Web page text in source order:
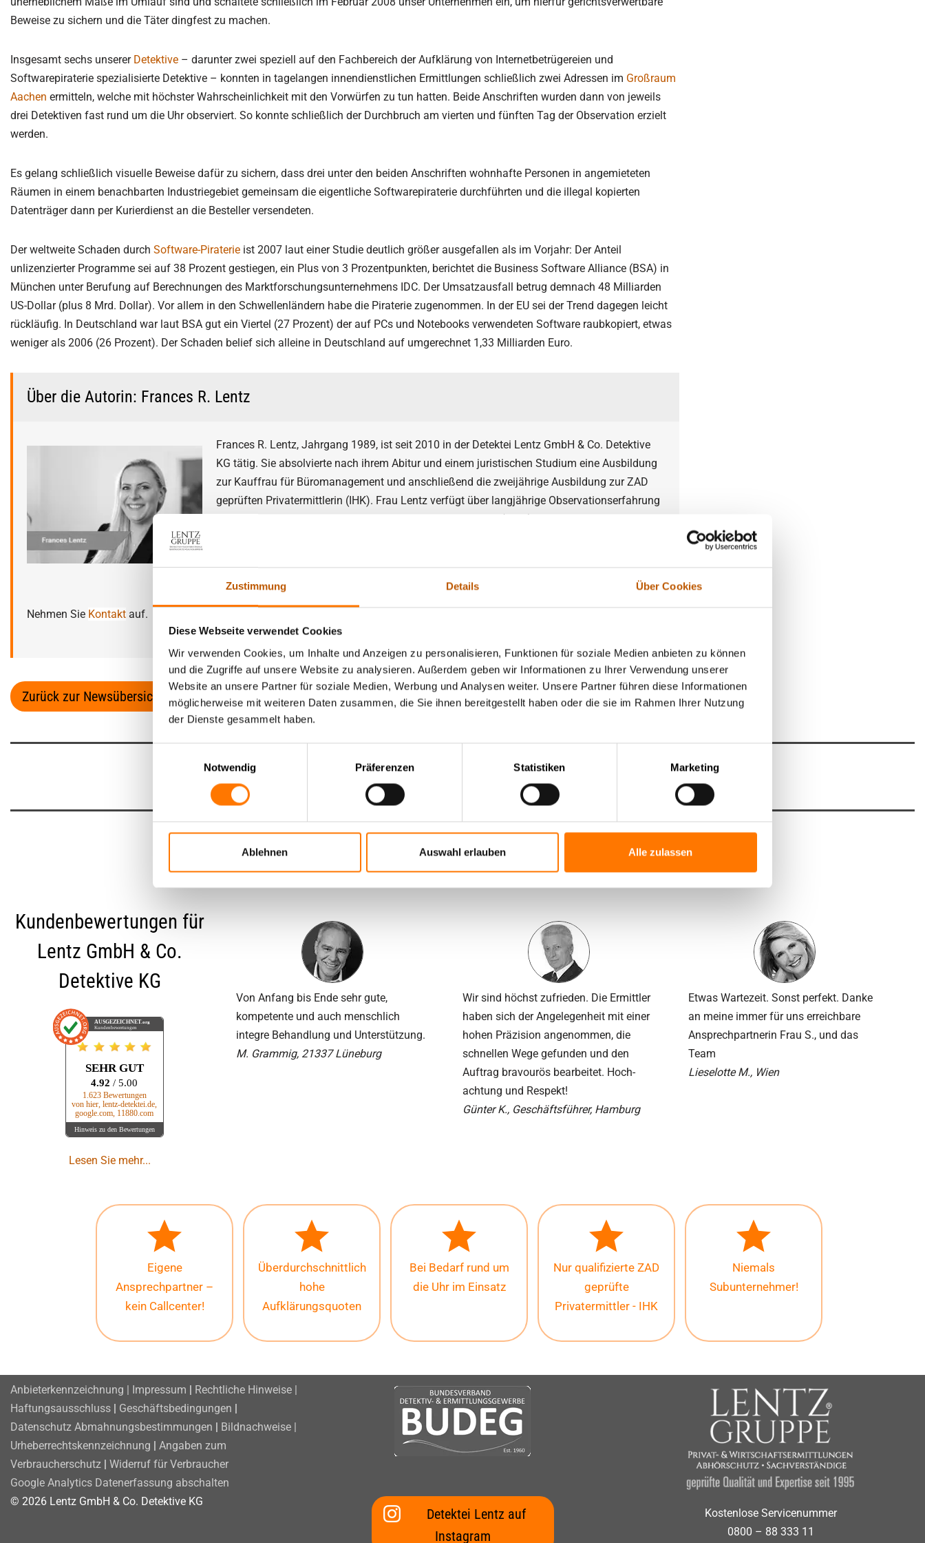
Zustimmung Details Über Cookies
Diese Webseite verwendet Cookies
Wir verwenden Cookies, um Inhalte und Anzeigen zu personalisieren, Funktionen für soziale Medien anbieten zu können
und die Zugriffe auf unsere Website zu analysieren. Außerdem geben wir Informationen zu Ihrer Verwendung unserer
Website an unsere Partner für soziale Medien, Werbung und Analysen weiter. Unsere Partner führen diese Informationen
möglicherweise mit weiteren Daten zusammen, die Sie ihnen bereitgestellt haben oder die sie im Rahmen Ihrer Nutzung
der Dienste gesammelt haben.
Notwendig
Präferenzen Statistiken Marketing
Ablehnen Auswahl erlauben Alle zulassen
Widerrechtlicher Unterhalt
Untreue, Ehebruch
Sorge­recht | Aufent­halts­be­stim­mungs­
Kindesrückführung | Kindesentzug
Personensuche | vermisste Personen
finden
Bonitätsermittlung
Due-Diligence
Verleumdung | üble Nachrede
Bewerberanalysen | Headhunting
Versicherungsbetrug
Nebentätigkeit
Nebenbeschäftigung
Was ist erlaubt bei
Mitarbeiterbeobachtung
Compliance
Verstoß gegen UWG
Beweise zu sichern und die Täter dingfest zu machen.
Insgesamt sechs unserer Detektive – darunter zwei speziell auf den Fachbereich der Aufklärung von Internetbetrügereien und
Softwarepiraterie spezialisierte Detektive – konnten in tagelangen innendienstlichen Ermittlungen schließlich zwei Adressen im Großraum
Aachen ermitteln, welche mit höchster Wahrscheinlichkeit mit den Vorwürfen zu tun hatten. Beide Anschriften wurden dann von jeweils
drei Detektiven fast rund um die Uhr observiert. So konnte schließlich der Durchbruch am vierten und fünften Tag der Observation erzielt
werden.
Es gelang schließlich visuelle Beweise dafür zu sichern, dass drei unter den beiden Anschriften wohnhafte Personen in angemieteten
Räumen in einem benachbarten Industriegebiet gemeinsam die eigentliche Softwarepiraterie durchführten und die illegal kopierten
Datenträger dann per Kurierdienst an die Besteller versendeten.
Der weltweite Schaden durch Software-Piraterie ist 2007 laut einer Studie deutlich größer ausgefallen als im Vorjahr: Der Anteil
unlizenzierter Programme sei auf 38 Prozent gestiegen, ein Plus von 3 Prozentpunkten, berichtet die Business Software Alliance (BSA) in
München unter Berufung auf Berechnungen des Marktforschungsunternehmens IDC. Der Umsatzausfall betrug demnach 48 Milliarden
US-Dollar (plus 8 Mrd. Dollar). Vor allem in den Schwellenländern habe die Piraterie zugenommen. In der EU sei der Trend dagegen leicht
rückläufig. In Deutschland war laut BSA gut ein Viertel (27 Prozent) der auf PCs und Notebooks verwendeten Software raubkopiert, etwas
weniger als 2006 (26 Prozent). Der Schaden belief sich alleine in Deutschland auf umgerechnet 1,33 Milliarden Euro.
Über die Autorin: Frances R. Lentz
Frances R. Lentz, Jahrgang 1989, ist seit 2010 in der Detektei Lentz GmbH & Co. Detektive
KG tätig. Sie absolvierte nach ihrem Abitur und einem juristischen Studium eine Ausbildung
zur Kauffrau für Büromanagement und anschließend die zweijährige Ausbildung zur ZAD
geprüften Privatermittlerin (IHK). Frau Lentz verfügt über langjährige Observationserfahrung
im In- und Ausland und ist zudem ausgebildete Mediatorin (Univ.).
Nehmen Sie Kontakt auf.
Zurück zur Newsübersicht
Das sagen unsere unsere Mandanten
Kundenbewertungen für
Lentz GmbH & Co.
Detektive KG
AUSGEZEICHNET.org
Kundenbewertungen
SEHR GUT
4.92/ 5.00
1.623 Bewertungen
von hier, lentz-detektei.de,
google.com, 11880.com
Hinweis zu den Bewertungen
Lesen Sie mehr...
Von Anfang bis Ende sehr gute,
kompetente und auch menschlich
integre Behandlung und Unterstützung.
M. Grammig, 21337 Lüneburg
Wir sind höchst zufrieden. Die Ermittler
haben sich der An­gelegen­heit mit einer
hohen Präzision an­ge­nommen, die
schnellen Wege gefunden und den
Auftrag bravourös bearbeitet. Hoch­
achtung und Respekt!
Günter K., Geschäftsführer, Hamburg
Etwas Wartezeit. Sonst perfekt. Danke
an meine immer für uns erreichbare
Ansprech­partnerin Frau S., und das
Team
Lieselotte M., Wien
Eigene
Ansprechpartner –
kein Callcenter!
Überdurchschnittlich
hohe
Aufklärungsquoten
Bei Bedarf rund um
die Uhr im Einsatz
Nur qualifizierte ZAD
geprüfte
Privatermittler - IHK
Niemals
Subunternehmer!
Anbieterkennzeichnung | Impressum
Rechtliche Hinweise |
Haftungsausschluss
Geschäftsbedingungen
Datenschutz Abmahnungsbestimmungen
Bildnachweise |
Urheberrechtskennzeichnung
Angaben zum
Verbraucherschutz
Widerruf für Verbraucher
Google Analytics Datenerfassung abschalten
© 2026 Lentz GmbH & Co. Detektive KG
Detektei Lentz auf
Instagram
Kostenlose Servicenummer
0800 – 88 333 11